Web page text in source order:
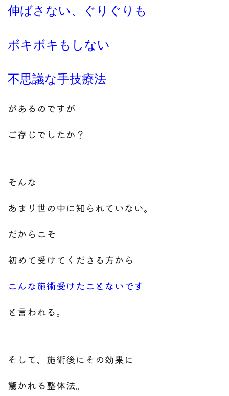
伸ばさない、ぐりぐりも
ボキボキもしない
不思議な手技療法
があるのですが
ご存じでしたか？
そんな
あまり世の中に知られていない。
だからこそ
初めて受けてくださる方から
こんな施術受けたことないです
と言われる。
そして、施術後にその効果に
驚かれる整体法。